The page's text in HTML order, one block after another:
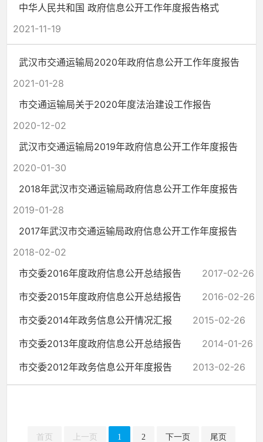
中华人民共和国 政府信息公开工作年度报告格式
2021-11-19
武汉市交通运输局2020年政府信息公开工作年度报告
2021-01-28
市交通运输局关于2020年度法治建设工作报告
2020-12-02
武汉市交通运输局2019年政府信息公开工作年度报告
2020-01-30
2018年武汉市交通运输局政府信息公开工作年度报告
2019-01-28
2017年武汉市交通运输局政府信息公开工作年度报告
2018-02-02
市交委2016年度政府信息公开总结报告
2017-02-26
市交委2015年度政府信息公开总结报告
2016-02-26
市交委2014年政务信息公开情况汇报
2015-02-26
市交委2013年度政府信息公开总结报告
2014-01-26
市交委2012年政务信息公开年度报告
2013-02-26
首页 上一页 1 2 下一页 尾页